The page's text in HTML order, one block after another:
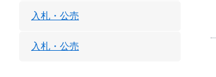
入札・公売
入札・公売